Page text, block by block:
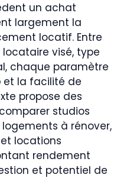
un achat
largement la
locatif. Entre
visé, type
chaque paramètre
et la facilité de
propose des
studios
à rénover,
locations
rendement
et potentiel de